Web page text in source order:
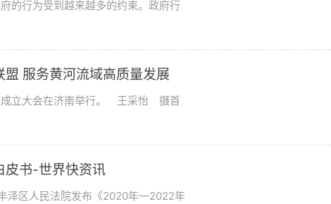
的行为受到越来越多的约束。政府行
服务黄河流域高质量发展
成立大会在济南举行。 王采怡 摄首
皮书-世界快资讯
泽区人民法院发布《2020年—2022年